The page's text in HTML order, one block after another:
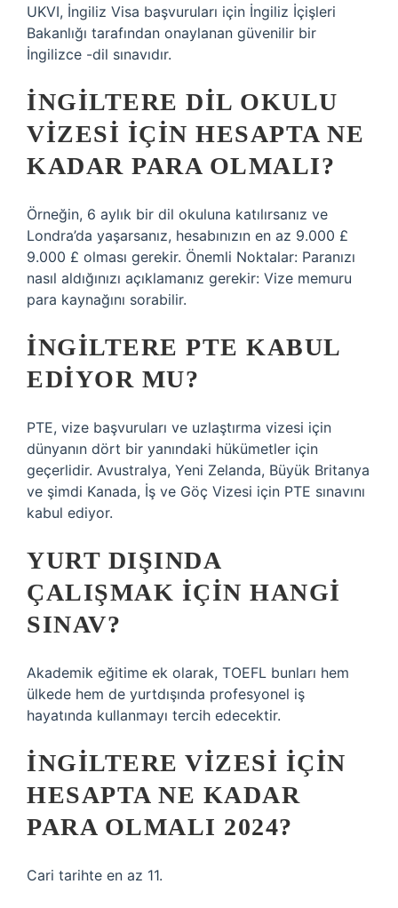
UKVI, İngiliz Visa başvuruları için İngiliz İçişleri
Bakanlığı tarafından onaylanan güvenilir bir
İngilizce -dil sınavıdır.
İNGILTERE DIL OKULU
VIZESI IÇIN HESAPTA NE
KADAR PARA OLMALI?
Örneğin, 6 aylık bir dil okuluna katılırsanız ve
Londra’da yaşarsanız, hesabınızın en az 9.000 £
9.000 £ olması gerekir. Önemli Noktalar: Paranızı
nasıl aldığınızı açıklamanız gerekir: Vize memuru
para kaynağını sorabilir.
İNGILTERE PTE KABUL
EDIYOR MU?
PTE, vize başvuruları ve uzlaştırma vizesi için
dünyanın dört bir yanındaki hükümetler için
geçerlidir. Avustralya, Yeni Zelanda, Büyük Britanya
ve şimdi Kanada, İş ve Göç Vizesi için PTE sınavını
kabul ediyor.
YURT DIŞINDA
ÇALIŞMAK IÇIN HANGI
SINAV?
Akademik eğitime ek olarak, TOEFL bunları hem
ülkede hem de yurtdışında profesyonel iş
hayatında kullanmayı tercih edecektir.
İNGILTERE VIZESI IÇIN
HESAPTA NE KADAR
PARA OLMALI 2024?
Cari tarihte en az 11.